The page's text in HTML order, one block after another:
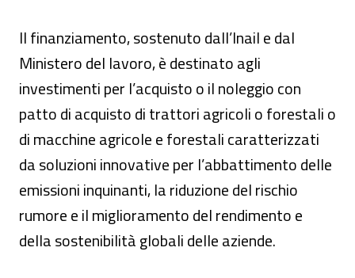
Il finanziamento, sostenuto dall’Inail e dal
Ministero del lavoro, è destinato agli
investimenti per l’acquisto o il noleggio con
patto di acquisto di trattori agricoli o forestali o
di macchine agricole e forestali caratterizzati
da soluzioni innovative per l’abbattimento delle
emissioni inquinanti, la riduzione del rischio
rumore e il miglioramento del rendimento e
della sostenibilità globali delle aziende.